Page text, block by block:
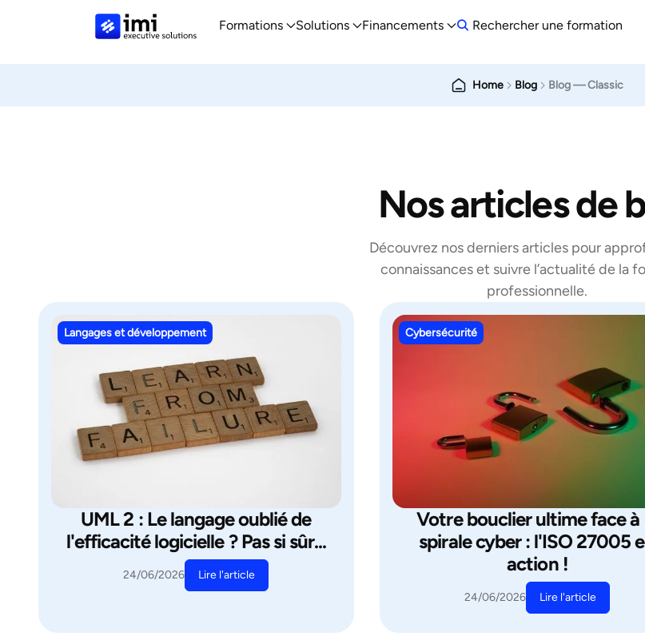
Formations Solutions Financements Rechercher une formation
Home Blog Blog — Classic
Nos articles de
Découvrez nos derniers articles pour
connaissances et suivre l’actualité de la
professionnelle.
Langages et développement
UML 2 : Le langage oublié de
l'efficacité logicielle ? Pas si sûr...
24/06/2026 Lire l'article
Cybersécurité
Votre bouclier ultime face à
spirale cyber : l'ISO 27005
action !
24/06/2026 Lire l'article